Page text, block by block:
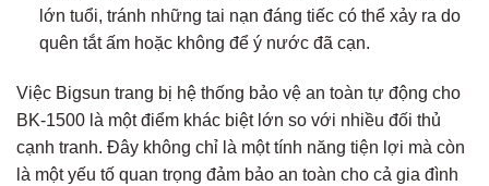
lớn tuổi, tránh những tai nạn đáng tiếc có thể xảy ra do
quên tắt ấm hoặc không để ý nước đã cạn.
Việc Bigsun trang bị hệ thống bảo vệ an toàn tự động cho
BK-1500 là một điểm khác biệt lớn so với nhiều đối thủ
cạnh tranh. Đây không chỉ là một tính năng tiện lợi mà còn
là một yếu tố quan trọng đảm bảo an toàn cho cả gia đình